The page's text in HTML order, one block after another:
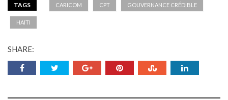
TAGS CARICOM CPT GOUVERNANCE CRÉDIBLE
HAITI
SHARE: